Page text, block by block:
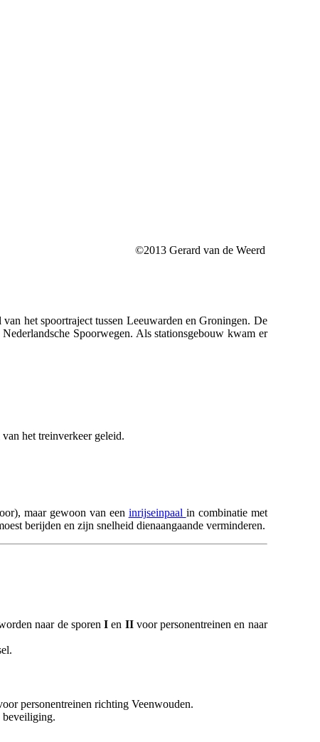
©2013 Gerard van de Weerd
het spoortraject tussen Leeuwarden en Groningen. De
Spoorwegen. Als stationsgebouw kwam er
het treinverkeer geleid.
maar gewoon van een inrijseinpaal in combinatie met
berijden en zijn snelheid dienaangaande verminderen.
naar de sporenI en IIvoor personentreinen en naar
personentreinen richting Veenwouden.
beveiliging.